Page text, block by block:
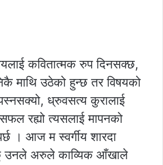
कवितात्मक रुप दिनसक्छ,
माथि उठेको हुन्छ तर विषयको
ध्रुवसत्य कुरालाई
रह्यो त्यसलाई मापनको
। आज म स्वर्गीय शारदा
उनले अरुले काव्यिक आँखाले